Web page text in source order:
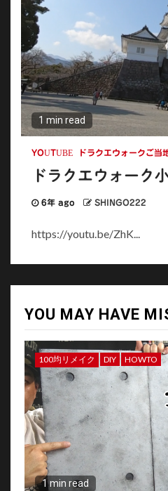
1 min read
YOUTUBE ドラクエウォークご当
ドラクエウォーク
6年 ago SHINGO222
https://youtu.be/ZhK...
YOU MAY HAVE
100均リメイク DIY HOWTO
1 min read